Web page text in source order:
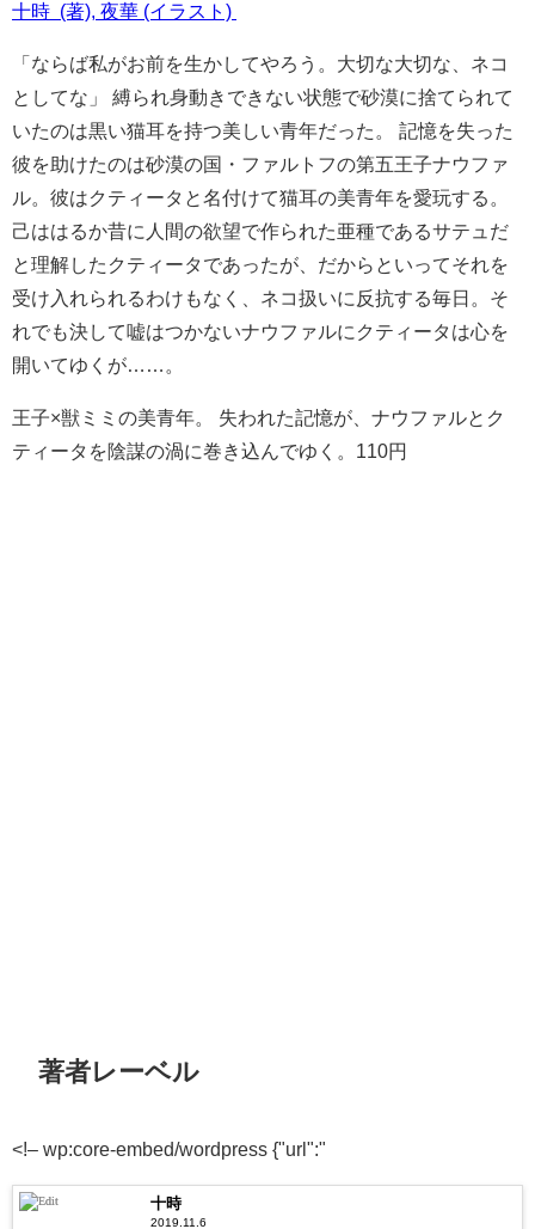
十時 (著), 夜華 (イラスト)
「ならば私がお前を生かしてやろう。大切な大切な、ネコ
としてな」 縛られ身動きできない状態で砂漠に捨てられて
いたのは黒い猫耳を持つ美しい青年だった。 記憶を失った
彼を助けたのは砂漠の国・ファルトフの第五王子ナウファ
ル。彼はクティータと名付けて猫耳の美青年を愛玩する。
己ははるか昔に人間の欲望で作られた亜種であるサテュだ
と理解したクティータであったが、だからといってそれを
受け入れられるわけもなく、ネコ扱いに反抗する毎日。そ
れでも決して嘘はつかないナウファルにクティータは心を
開いてゆくが……。
王子×獣ミミの美青年。 失われた記憶が、ナウファルとク
ティータを陰謀の渦に巻き込んでゆく。110円
著者レーベル
<!– wp:core-embed/wordpress {"url":"
十時
2019.11.6